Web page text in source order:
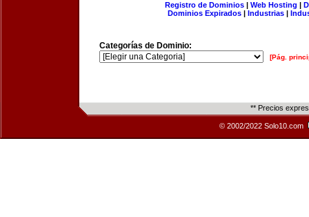
Registro de Dominios| Web Hosting |
Dominios Expirados | Industrias |
Categorías de Dominio:
[Pág.
** Precios
© 2002/2022 Solo10.com